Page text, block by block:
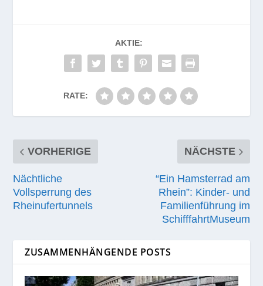
AKTIE:
RATE:
VORHERIGE
Nächtliche
Vollsperrung des
Rheinufertunnels
NÄCHSTE
“Ein Hamsterrad am
Rhein”: Kinder- und
Familienführung im
SchifffahrtMuseum
ZUSAMMENHÄNGENDE POSTS